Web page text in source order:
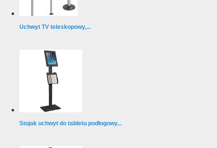
Uchwyt TV teleskopowy,...
Stojak uchwyt do tabletu podłogowy...